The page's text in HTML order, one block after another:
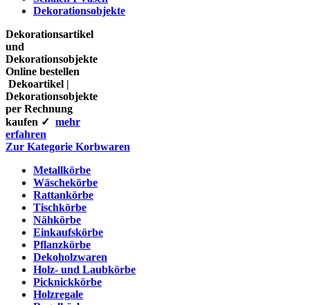
Dekorationsobjekte
Dekorationsartikel
und
Dekorationsobjekte
Online bestellen
Dekoartikel |
Dekorationsobjekte
per Rechnung
kaufen ✓ mehr
erfahren
Zur Kategorie Korbwaren
Metallkörbe
Wäschekörbe
Rattankörbe
Tischkörbe
Nähkörbe
Einkaufskörbe
Pflanzkörbe
Dekoholzwaren
Holz- und Laubkörbe
Picknickkörbe
Holzregale